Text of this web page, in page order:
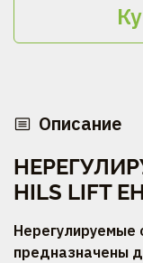
Описание
HILS LIFT
Нерегулируемые
предназначены